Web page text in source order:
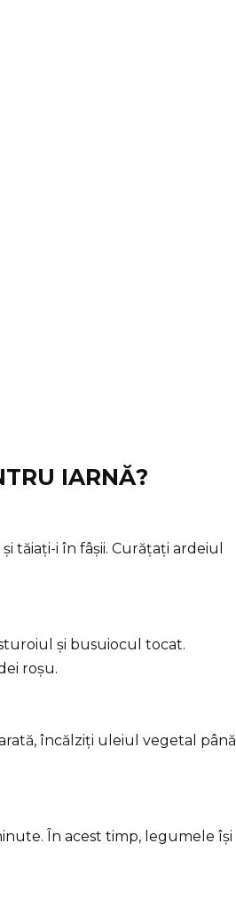
IARNĂ?
tăiați-i în fâșii. Curățați ardeiul
și busuiocul tocat.
roșu.
încălziți uleiul vegetal până
În acest timp, legumele își